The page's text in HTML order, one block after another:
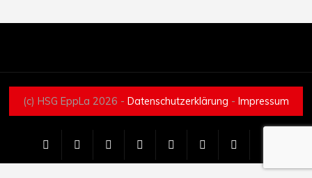
(c) HSG EppLa 2026 - Datenschutzerklärung - Impressum